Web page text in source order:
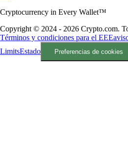
Cryptocurrency in Every Wallet™
Copyright © 2024 - 2026 Crypto.com.
Términos y condiciones para el EEE
LimitsEstado Preferencias de cookies